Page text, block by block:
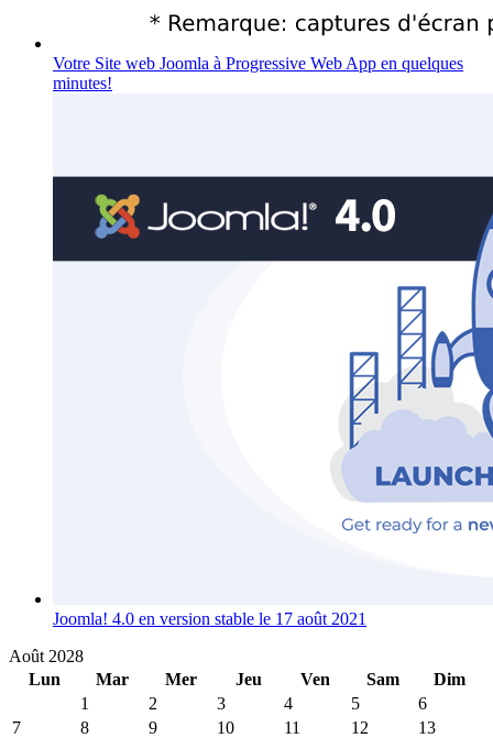
Votre Site web Joomla à Progressive Web App en quelques
minutes!
Joomla! 4.0 en version stable le 17 août 2021
Août 2028
Lun
Mar Mer Jeu Ven Sam
Dim
1
2 3 4 5
6
7
8 9 10 11 12
13